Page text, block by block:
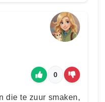
0
die te zuur smaken,